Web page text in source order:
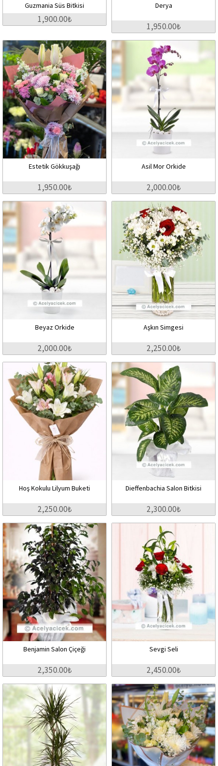
Guzmania Süs Bitkisi
1,900.00₺
Derya
1,950.00₺
Estetik Gökkuşağı
1,950.00₺
Asil Mor Orkide
2,000.00₺
Beyaz Orkide
2,000.00₺
Aşkın Simgesi
2,250.00₺
Hoş Kokulu Lilyum Buketi
2,250.00₺
Dieffenbachia Salon Bitkisi
2,300.00₺
Benjamin Salon Çiçeği
2,350.00₺
Sevgi Seli
2,450.00₺